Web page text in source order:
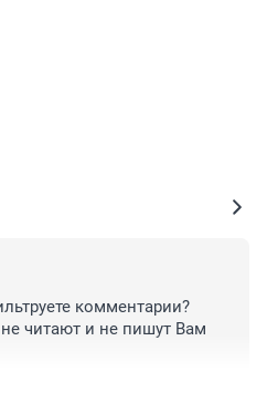
комментарии?
читают и не пишут Вам